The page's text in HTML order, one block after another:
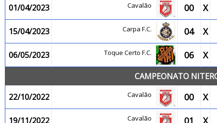
01/04/2023 Cavalão 00 X
15/04/2023 Carpa F.C. 04 X
06/05/2023 Toque Certo F.C. 06 X
CAMPEONATO
22/10/2022
Cavalão 00 X
19/11/2022 Cavalão 01 X